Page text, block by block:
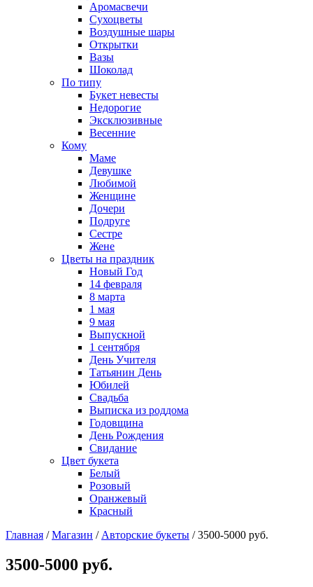
Аромасвечи
Сухоцветы
Воздушные шары
Открытки
Вазы
Шоколад
По типу
Букет невесты
Недорогие
Эксклюзивные
Весенние
Кому
Маме
Девушке
Любимой
Женщине
Дочери
Подруге
Сестре
Жене
Цветы на праздник
Новый Год
14 февраля
8 марта
1 мая
9 мая
Выпускной
1 сентября
День Учителя
Татьянин День
Юбилей
Свадьба
Выписка из роддома
Годовщина
День Рождения
Свидание
Цвет букета
Белый
Розовый
Оранжевый
Красный
Главная / Магазин / Авторские букеты / 3500-5000 руб.
3500-5000 руб.